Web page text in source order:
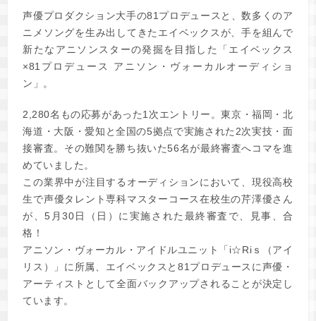
声優プロダクション大手の81プロデュースと、数多くのア
ニメソングを生み出してきたエイベックスが、手を組んで
新たなアニソンスターの発掘を目指した「エイベックス
×81プロデュース アニソン・ヴォーカルオーディショ
ン」。
2,280名もの応募があった1次エントリー。東京・福岡・北
海道・大阪・愛知と全国の5拠点で実施された2次実技・面
接審査。その難関を勝ち抜いた56名が最終審査へコマを進
めていました。
この業界中が注目するオーディションにおいて、現役高校
生で声優タレント専科マスターコース在校生の芹澤優さん
が、5月30日（日）に実施された最終審査で、見事、合
格！
アニソン・ヴォーカル・アイドルユニット「i☆Riｓ（アイ
リス）」に所属、エイベックスと81プロデュースに声優・
アーティストとして全面バックアップされることが決定し
ています。